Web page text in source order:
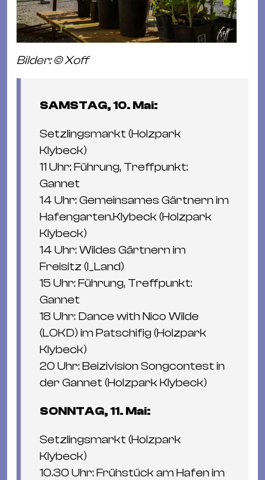
Bilder: © Xoff
SAMSTAG, 10. Mai:
Setzlingsmarkt (Holzpark
Klybeck)
11 Uhr: Führung, Treﬀpunkt:
Gannet
14 Uhr: Gemeinsames Gärtnern im
Hafengarten.Klybeck (Holzpark
Klybeck)
14 Uhr: Wildes Gärtnern im
Freisitz (I_Land)
15 Uhr: Führung, Treﬀpunkt:
Gannet
18 Uhr: Dance with Nico Wilde
(LOKD) im Patschifig (Holzpark
Klybeck)
20 Uhr: Beizivision Songcontest in
der Gannet (Holzpark Klybeck)
SONNTAG, 11. Mai:
Setzlingsmarkt (Holzpark
Klybeck)
10.30 Uhr: Frühstück am Hafen im